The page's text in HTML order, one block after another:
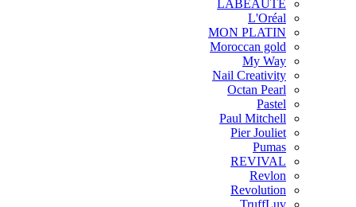
LABEAUTE
L'Oréal
MON PLATIN
Moroccan gold
My Way
Nail Creativity
Octan Pearl
Pastel
Paul Mitchell
Pier Jouliet
Pumas
REVIVAL
Revlon
Revolution
TruffLuv